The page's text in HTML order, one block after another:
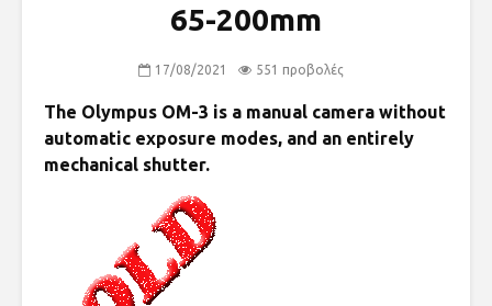
65-200mm
17/08/2021 551 προβολές
The Olympus OM-3 is a manual camera without
automatic exposure modes, and an entirely
mechanical shutter.